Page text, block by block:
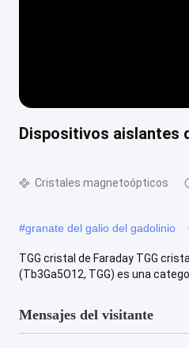
Dispositivos aislantes
Cristales magnetoópticos
#granate del galio del gadolinio
TGG cristal de Faraday TGG
(Tb3Ga5O12, TGG) es una
Mensajes del visitante